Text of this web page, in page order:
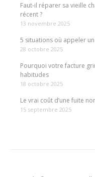
Faut-il réparer sa vieille
récent ?
13 novembre 2025
5 situations où appeler
28 octobre 2025
Pourquoi votre facture
habitudes
18 octobre 2025
Le vrai coût d’une fuite
15 septembre 2025